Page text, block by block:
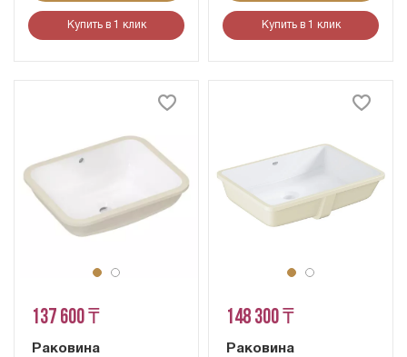
Купить в 1 клик Купить в 1 клик
137 600 ₸
Раковина
148 300 ₸
Раковина